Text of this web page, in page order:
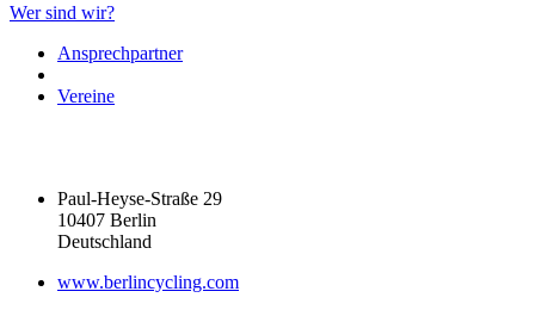
Wer sind wir?
Ansprechpartner
Vereine
Paul-Heyse-Straße 29
10407 Berlin
Deutschland
www.berlincycling.com